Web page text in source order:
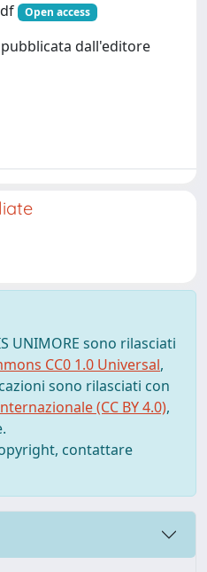
Open access
dall'editore
UNIMORE sono rilasciati
CC0 1.0 Universal,
sono rilasciati con
(CC BY 4.0),
contattare